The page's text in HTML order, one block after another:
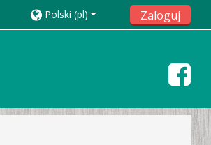
Polski ‎(pl)‎ Zaloguj